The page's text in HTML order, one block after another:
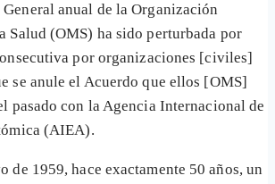
General anual de la Organización
Salud (OMS) ha sido perturbada por
por organizaciones [civiles]
se anule el Acuerdo que ellos [OMS]
pasado con la Agencia Internacional de
(AIEA).
de 1959, hace exactamente 50 años, un